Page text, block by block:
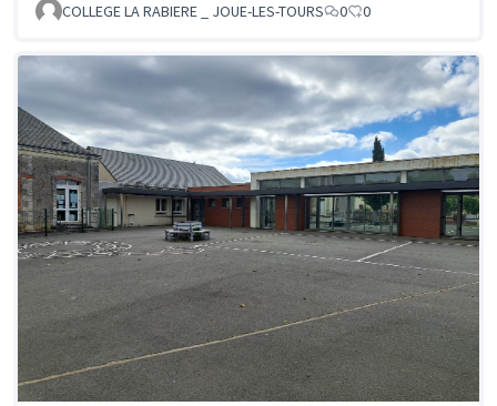
COLLEGE LA RABIERE _ JOUE-LES-TOURS
0 0